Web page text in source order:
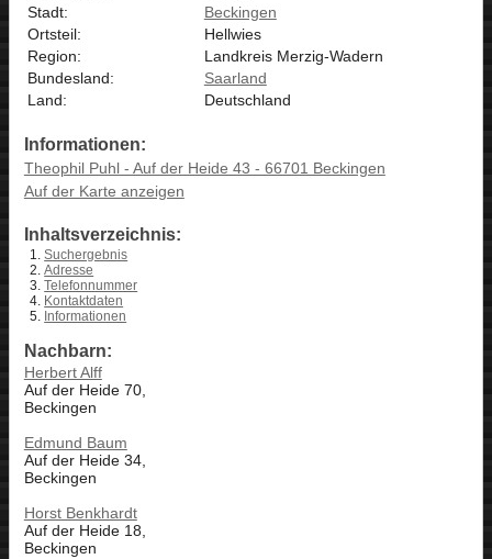
Stadt:
Beckingen
Ortsteil:
Hellwies
Region:
Landkreis Merzig-Wadern
Bundesland:
Saarland
Land:
Deutschland
Informationen:
Theophil Puhl - Auf der Heide 43 - 66701 Beckingen
Auf der Karte anzeigen
Inhaltsverzeichnis:
Suchergebnis
Adresse
Telefonnummer
Kontaktdaten
Informationen
Nachbarn:
Herbert Alff
Auf der Heide 70,
Beckingen
Edmund Baum
Auf der Heide 34,
Beckingen
Horst Benkhardt
Auf der Heide 18,
Beckingen